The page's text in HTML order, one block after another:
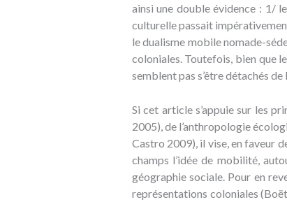
ainsi une double évidence : 1/
culturelle passait
le dualisme mobile nomade-
coloniales. Toutefois, bien que
semblent pas s’être détachés
Si cet article s’appuie sur les
2005), de l’anthropologie
Castro 2009), il vise, en faveur
champs l’idée de mobilité,
géographie sociale. Pour en
représentations coloniales